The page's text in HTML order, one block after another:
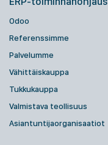
Odoo
Referenssimme
Palvelumme
Vähittäiskauppa
Tukkukauppa
Valmistava teollisuus
Asiantuntijaorganisaatiot